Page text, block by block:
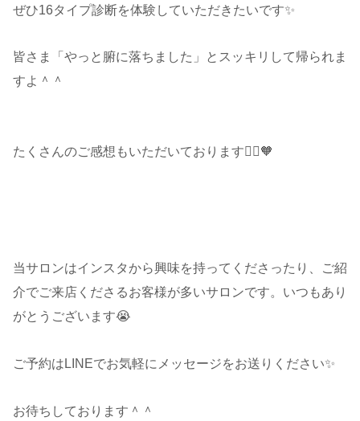
ぜひ16タイプ診断を体験していただきたいです✨
皆さま「やっと腑に落ちました」とスッキリして帰られま
すよ＾＾
たくさんのご感想もいただいております🙇‍♂️🧡
当サロンはインスタから興味を持ってくださったり、ご紹
介でご来店くださるお客様が多いサロンです。いつもあり
がとうございます😭
ご予約はLINEでお気軽にメッセージをお送りください✨
お待ちしております＾＾